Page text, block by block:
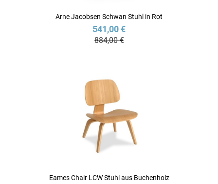
Arne Jacobsen Schwan Stuhl in Rot
541,00 €
884,00 €
Eames Chair LCW Stuhl aus Buchenholz